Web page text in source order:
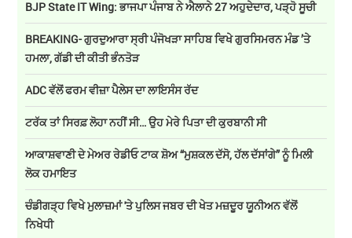
BJP State IT Wing: ਭਾਜਪਾ ਪੰਜਾਬ ਨੇ ਐਲਾਨੇ 27 ਅਹੁਦੇਦਾਰ, ਪੜ੍ਹੋ ਸੂਚੀ
BREAKING- ਗੁਰਦੁਆਰਾ ਸ੍ਰੀ ਪੰਜੋਖੜਾ ਸਾਹਿਬ ਵਿਖੇ ਗੁਰਸਿਮਰਨ ਮੰਡ ’ਤੇ
ਹਮਲਾ, ਗੱਡੀ ਦੀ ਕੀਤੀ ਭੰਨਤੋੜ
ADC ਵੱਲੋਂ ਫਰਮ ਵੀਜ਼ਾ ਪੈਲੇਸ ਦਾ ਲਾਇਸੰਸ ਰੱਦ
ਟਰੱਕ ਤਾਂ ਸਿਰਫ਼ ਲੋਹਾ ਨਹੀਂ ਸੀ… ਉਹ ਮੇਰੇ ਪਿਤਾ ਦੀ ਕੁਰਬਾਨੀ ਸੀ
ਆਕਾਸ਼ਵਾਣੀ ਦੇ ਮੇਅਰ ਰੇਡੀਓ ਟਾਕ ਸ਼ੋਅ “ਮੁਸ਼ਕਲ ਦੱਸੋ, ਹੱਲ ਦੱਸਾਂਗੇ” ਨੂੰ ਮਿਲੀ
ਲੋਕ ਹਮਾਇਤ
ਚੰਡੀਗੜ੍ਹ ਵਿਖੇ ਮੁਲਾਜ਼ਮਾਂ 'ਤੇ ਪੁਲਿਸ ਜਬਰ ਦੀ ਖੇਤ ਮਜ਼ਦੂਰ ਯੂਨੀਅਨ ਵੱਲੋਂ
ਨਿਖੇਧੀ